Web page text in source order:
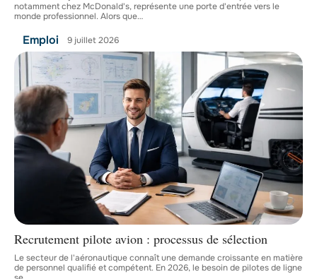
notamment chez McDonald's, représente une porte d'entrée vers le
monde professionnel. Alors que…
Emploi 9 juillet 2026
Recrutement pilote avion : processus de sélection
Le secteur de l'aéronautique connaît une demande croissante en matière
de personnel qualifié et compétent. En 2026, le besoin de pilotes de ligne